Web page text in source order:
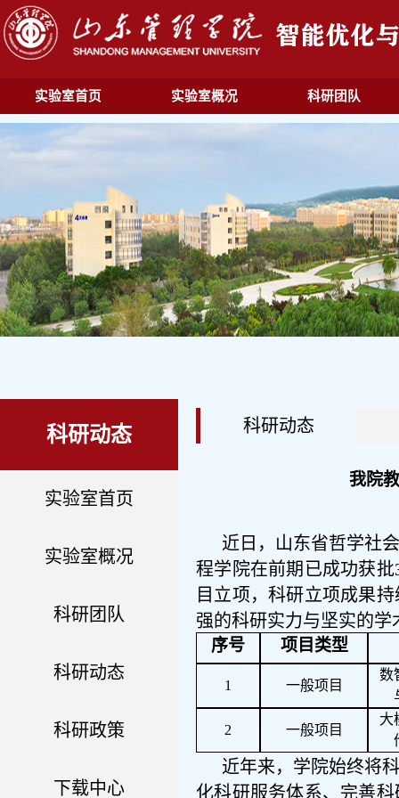
实验室首页 实验室概况 科研团队
科研动态
实验室首页
实验室概况
科研团队
科研动态
科研政策
下载中心
科研动态
我院
近日，山东省哲学社
程学院在前期已成功获
目立项，科研立项成果
强的科研实力与坚实的学
序号 项目类型
1 一般项目
数
2 一般项目
大
近年来，学院始终将
化科研服务体系、完善